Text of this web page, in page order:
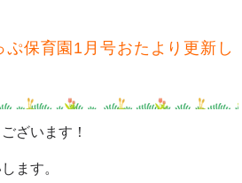
ぷ保育園1月号おたより更新し
ざいます！
ます。